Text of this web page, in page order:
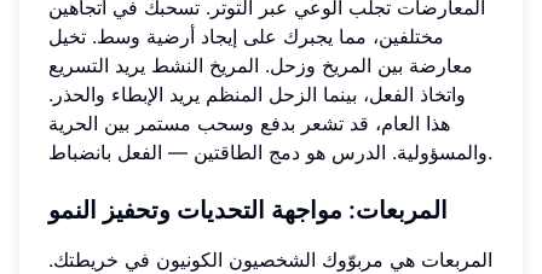
المعارضات تجلب الوعي عبر التوتر. تسحبك في اتجاهين
مختلفين، مما يجبرك على إيجاد أرضية وسط. تخيل
معارضة بين المريخ وزحل. المريخ النشط يريد التسريع
واتخاذ الفعل، بينما الزحل المنظم يريد الإبطاء والحذر.
هذا العام، قد تشعر بدفع وسحب مستمر بين الحرية
والمسؤولية. الدرس هو دمج الطاقتين — الفعل بانضباط.
المربعات: مواجهة التحديات وتحفيز النمو
المربعات هي مربوّوك الشخصيون الكونيون في خريطتك.